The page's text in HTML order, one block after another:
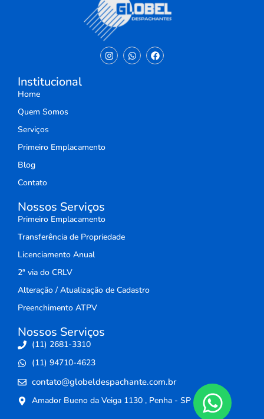
Institucional
Home
Quem Somos
Serviços
Primeiro Emplacamento
Blog
Contato
Nossos Serviços
Primeiro Emplacamento
Transferência de Propriedade
Licenciamento Anual
2ª via do CRLV
Alteração / Atualização de Cadastro
Preenchimento ATPV
Nossos Serviços
(11) 2681-3310
(11) 94710-4623
contato@globeldespachante.com.br
Amador Bueno da Veiga 1130 , Penha - SP